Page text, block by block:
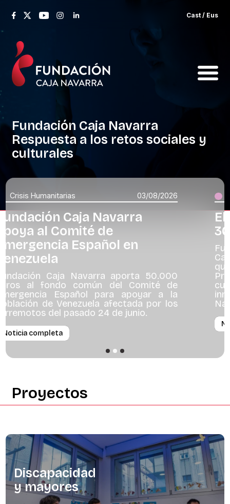
Cast / Eus
Fundación Caja Navarra
Respuesta a los retos sociales y
culturales
Innova Navarra 30/07/2026
El Programa Innova impulsa
36 proyectos en Navarra
Fundación Caja Navarra y Fundación “la
Caixa” han presentado los 36 proyectos
que recibirán apoyo en 2026 a través del
Programa Innova, una iniciativa que
cumple diez años impulsando la
innovación social, cultural y rural en
Navarra
Noticia completa
Proyectos
Discapacidad
y mayores
Saber más